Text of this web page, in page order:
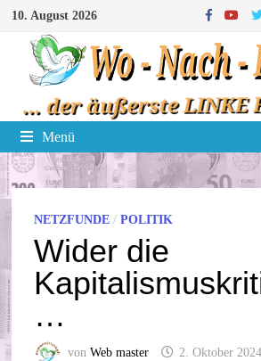
Zum
Inhalt
springen
10. August 2026
Menü
NETZFUNDE /POLITIK
Wider die
…
vonWeb master 2. Oktober 2024